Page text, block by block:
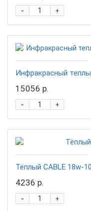
+
-
Инфракрасный
15056 р.
+
-
Тёплый CABLE 18w-
4236 р.
+
-